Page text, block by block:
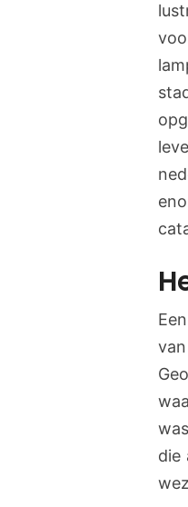
die